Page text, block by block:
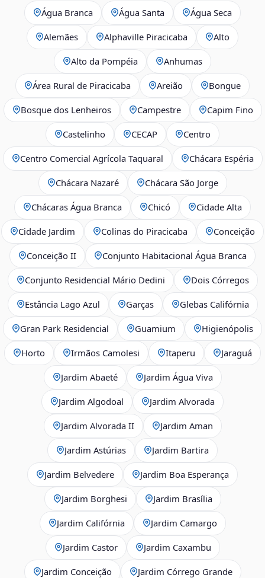
Água Branca Água Santa Água Seca
Alemães Alphaville Piracicaba Alto
Alto da Pompéia Anhumas
Área Rural de Piracicaba Areião Bongue
Bosque dos Lenheiros Campestre Capim Fino
Castelinho CECAP Centro
Centro Comercial Agrícola Taquaral Chácara Espéria
Chácara Nazaré Chácara São Jorge
Chácaras Água Branca Chicó Cidade Alta
Cidade Jardim Colinas do Piracicaba Conceição
Conceição II Conjunto Habitacional Água Branca
Conjunto Residencial Mário Dedini Dois Córregos
Estância Lago Azul Garças Glebas Califórnia
Gran Park Residencial Guamium Higienópolis
Horto Irmãos Camolesi Itaperu Jaraguá
Jardim Abaeté Jardim Água Viva
Jardim Algodoal Jardim Alvorada
Jardim Alvorada II Jardim Aman
Jardim Astúrias Jardim Bartira
Jardim Belvedere Jardim Boa Esperança
Jardim Borghesi Jardim Brasília
Jardim Califórnia Jardim Camargo
Jardim Castor Jardim Caxambu
Jardim Conceição Jardim Córrego Grande